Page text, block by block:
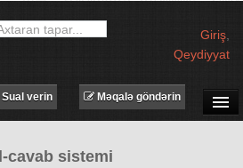
Giriş
Qeydiyyat
TECHNET TV
Məqalə göndərin
Sual verin
cavab sistemi